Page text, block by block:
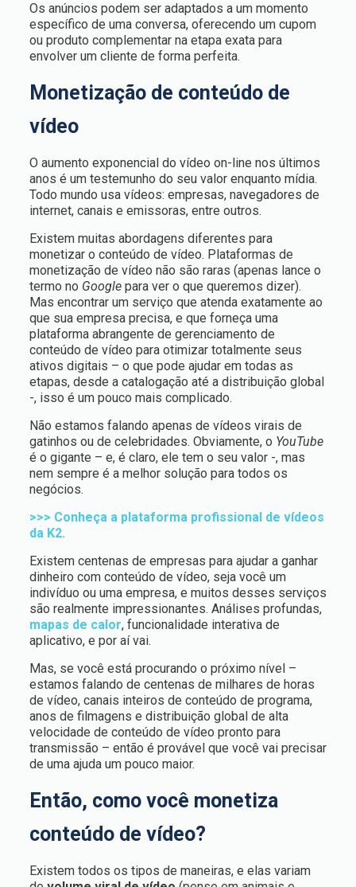
Os anúncios podem ser adaptados a um momento
específico de uma conversa, oferecendo um cupom
ou produto complementar na etapa exata para
envolver um cliente de forma perfeita.
Monetização de conteúdo de
vídeo
O aumento exponencial do vídeo on-line nos últimos
anos é um testemunho do seu valor enquanto mídia.
Todo mundo usa vídeos: empresas, navegadores de
internet, canais e emissoras, entre outros.
Existem muitas abordagens diferentes para
monetizar o conteúdo de vídeo. Plataformas de
monetização de vídeo não são raras (apenas lance o
termo no Google para ver o que queremos dizer).
Mas encontrar um serviço que atenda exatamente ao
que sua empresa precisa, e que forneça uma
plataforma abrangente de gerenciamento de
conteúdo de vídeo para otimizar totalmente seus
ativos digitais – o que pode ajudar em todas as
etapas, desde a catalogação até a distribuição global
-, isso é um pouco mais complicado.
Não estamos falando apenas de vídeos virais de
gatinhos ou de celebridades. Obviamente, o YouTube
é o gigante – e, é claro, ele tem o seu valor -, mas
nem sempre é a melhor solução para todos os
negócios.
>>> Conheça a plataforma profissional de vídeos
da K2.
Existem centenas de empresas para ajudar a ganhar
dinheiro com conteúdo de vídeo, seja você um
indivíduo ou uma empresa, e muitos desses serviços
são realmente impressionantes. Análises profundas,
mapas de calor, funcionalidade interativa de
aplicativo, e por aí vai.
Mas, se você está procurando o próximo nível –
estamos falando de centenas de milhares de horas
de vídeo, canais inteiros de conteúdo de programa,
anos de filmagens e distribuição global de alta
velocidade de conteúdo de vídeo pronto para
transmissão – então é provável que você vai precisar
de uma ajuda um pouco maior.
Então, como você monetiza
conteúdo de vídeo?
Existem todos os tipos de maneiras, e elas variam